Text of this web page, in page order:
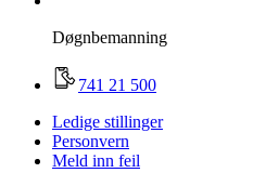
Døgnbemanning
741 21 500
Ledige stillinger
Personvern
Meld inn feil